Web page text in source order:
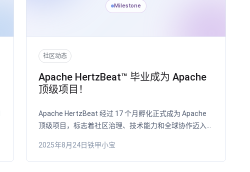
Milestone
社区动态
Apache HertzBeat™ 毕业成为 Apache
顶级项目！
Apache HertzBeat 经过 17 个月孵化正式成为 Apache
顶级项目，标志着社区治理、技术能力和全球协作迈入新
2025年8月24日铁甲小宝